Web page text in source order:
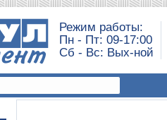
Режим работы:
Пн - Пт: 09-17:00
Сб - Вс: Вых-ной